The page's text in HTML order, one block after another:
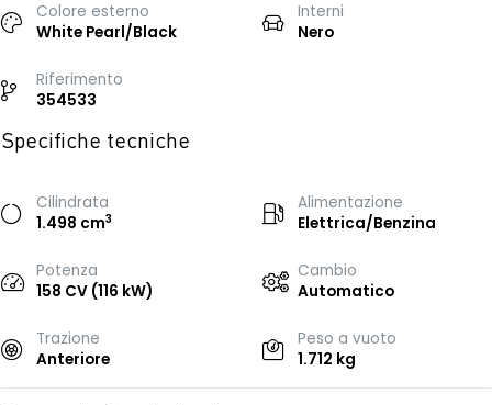
Colore esterno
White Pearl/Black
Interni
Nero
Riferimento
354533
Specifiche tecniche
Cilindrata
1.498 cm3
Alimentazione
Elettrica/Benzina
Potenza
158 CV (116 kW)
Cambio
Automatico
Trazione
Anteriore
Peso a vuoto
1.712 kg